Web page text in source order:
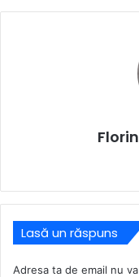
Lasă un răspuns
Adresa ta de email nu